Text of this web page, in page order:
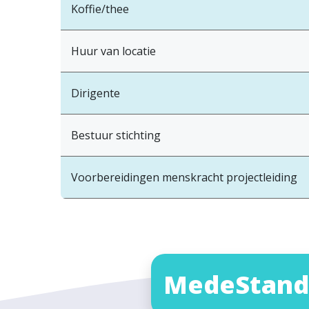
Koffie/thee
Huur van locatie
Dirigente
Bestuur stichting
Voorbereidingen menskracht projectleiding